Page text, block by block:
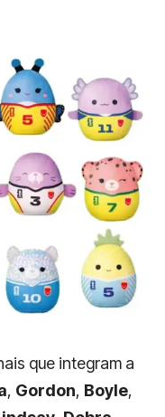
que integram a
, Gordon, Boyle,